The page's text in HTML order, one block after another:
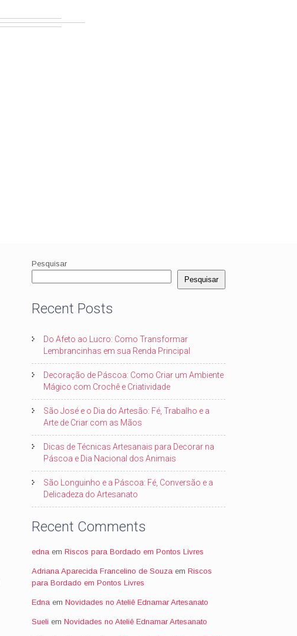
Pesquisar
Pesquisar
Recent Posts
Do Afeto ao Lucro: Como Transformar
Lembrancinhas em sua Renda Principal
Decoração de Páscoa: Como Criar um Ambiente
Mágico com Crochê e Criatividade
São José e o Dia do Artesão: Fé, Trabalho e a
Arte de Criar com as Mãos
Dicas de Técnicas Artesanais para Decorar na
Páscoa e Dia Nacional dos Animais
São Longuinho e a Páscoa: Fé, Conversão e a
Delicadeza do Artesanato
Recent Comments
edna em Riscos para Bordado em Pontos Livres
Adriana Aparecida Francelino de Souza em Riscos
para Bordado em Pontos Livres
Edna em Novidades no Ateliê Ednamar Artesanato
Sueli em Novidades no Ateliê Ednamar Artesanato